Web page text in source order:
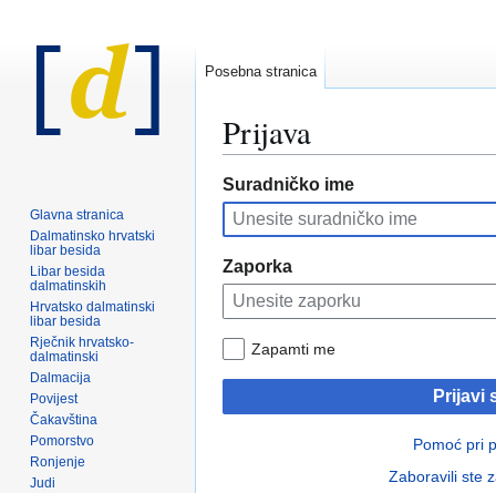
Prijava
Prijeđi
na
navigaciju
Prijeđi
na
pretraživanje
Suradničko ime
Zaporka
Zapamti me
Prijavi
Pomoć pri
Zaboravili ste
Posebna stranica
Glavna stranica
Dalmatinsko hrvatski
libar besida
Libar besida
dalmatinskih
Hrvatsko dalmatinski
libar besida
Rječnik hrvatsko-
dalmatinski
Dalmacija
Povijest
Čakavština
Pomorstvo
Ronjenje
Judi